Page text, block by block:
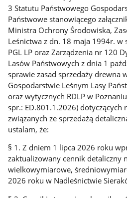
3 Statutu Państwowego
Państwowe stanowiącego
Ministra Ochrony Środowiska,
Leśnictwa z dn. 18 maja 1994r. w
PGL LP oraz Zarządzenia nr 120
Lasów Państwowych z dnia 1
sprawie zasad sprzedaży drewna
Gospodarstwie Leśnym Lasy
oraz wytycznych RDLP w
spr.: ED.801.1.2026) dotyczących
związanych ze sprzedażą
ustalam, że:
§ 1. Z dniem 1 lipca 2026 roku
zaktualizowany cennik detaliczny
wielkowymiarowe,
2026 roku w Nadleśnictwie